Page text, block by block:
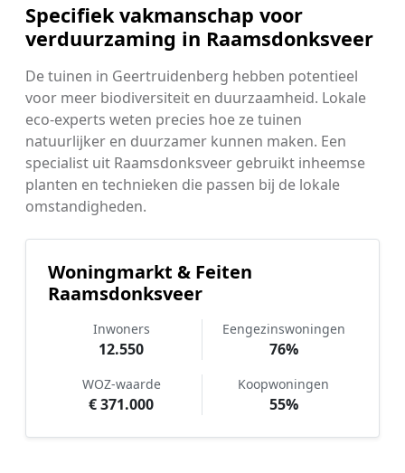
Specifiek vakmanschap voor
verduurzaming in Raamsdonksveer
De tuinen in Geertruidenberg hebben potentieel
voor meer biodiversiteit en duurzaamheid. Lokale
eco-experts weten precies hoe ze tuinen
natuurlijker en duurzamer kunnen maken. Een
specialist uit Raamsdonksveer gebruikt inheemse
planten en technieken die passen bij de lokale
omstandigheden.
Woningmarkt & Feiten
Raamsdonksveer
Inwoners
12.550
Eengezinswoningen
76%
WOZ-waarde
€ 371.000
Koopwoningen
55%